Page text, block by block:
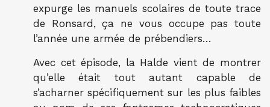
expurge les manuels scolaires de toute trace
de Ronsard, ça ne vous occupe pas toute
l’année une armée de prébendiers…
Avec cet épisode, la Halde vient de montrer
qu’elle était tout autant capable de
s’acharner spécifiquement sur les plus faibles